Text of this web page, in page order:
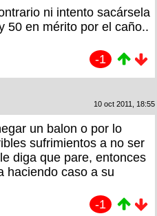
ni intento sacársela
50 en mérito por el caño..
-1
10 oct 2011, 18:55
un balon o por lo
sufrimientos a no ser
diga que pare, entonces
haciendo caso a su
-1